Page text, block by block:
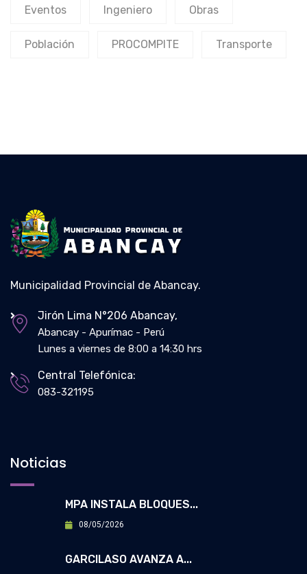
Eventos Ingeniero Obras
Población PROCOMPITE Transporte
Municipalidad Provincial de Abancay.
Jirón Lima N°206 Abancay,
Abancay - Apurímac - Perú
Lunes a viernes de 8:00 a 14:30 hrs
Central Telefónica:
083-321195
Noticias
MPA INSTALA BLOQUES...
08/05/2026
GARCILASO AVANZA A...